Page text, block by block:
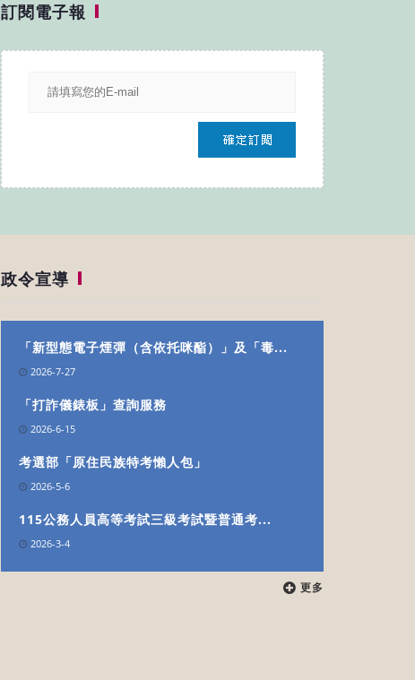
訂閱電子報
政令宣導
「新型態電子煙彈（含依托咪酯）」及「毒...
2026-7-27
「打詐儀錶板」查詢服務
2026-6-15
考選部「原住民族特考懶人包」
2026-5-6
115公務人員高等考試三級考試暨普通考...
2026-3-4
更多